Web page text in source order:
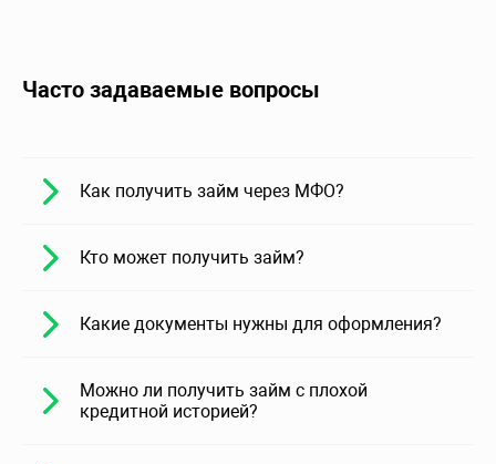
Часто задаваемые вопросы
Как получить займ через МФО?
Кто может получить займ?
Какие документы нужны для оформления?
Можно ли получить займ с плохой
кредитной историей?